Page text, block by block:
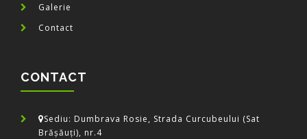
Galerie
Contact
CONTACT
Sediu: Dumbrava Rosie, Strada Curcubeului (Sat
Brășăuți), nr.4